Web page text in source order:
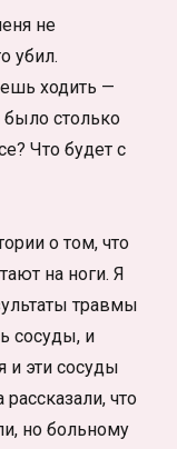
не
убил.
ходить —
столько
Что будет с
о том, что
на ноги. Я
травмы
сосуды, и
и эти сосуды
что
но больному